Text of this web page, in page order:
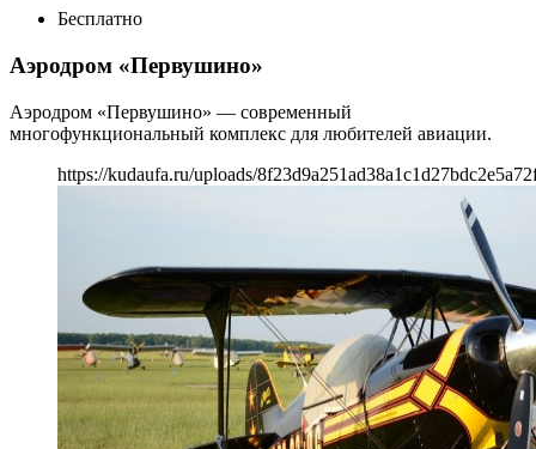
Бесплатно
Аэродром «Первушино»
Аэродром «Первушино» — современный
многофункциональный комплекс для любителей авиации.
https://kudaufa.ru/uploads/